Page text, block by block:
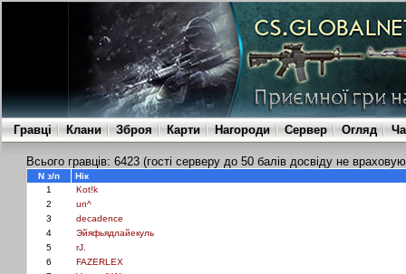
Гравці Клани Зброя Карти Нагороди Сервер Огляд